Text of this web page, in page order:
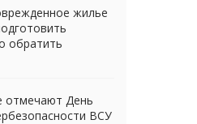
жилье
обратить
отмечают День
ВСУ